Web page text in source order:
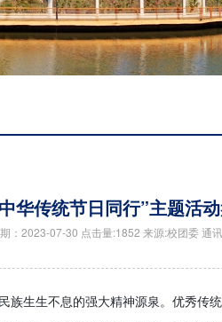
华传统节日同行”主题活
：2023-07-30 点击量:1852 来源:校团委 通
生生不息的强大精神源泉。优秀传